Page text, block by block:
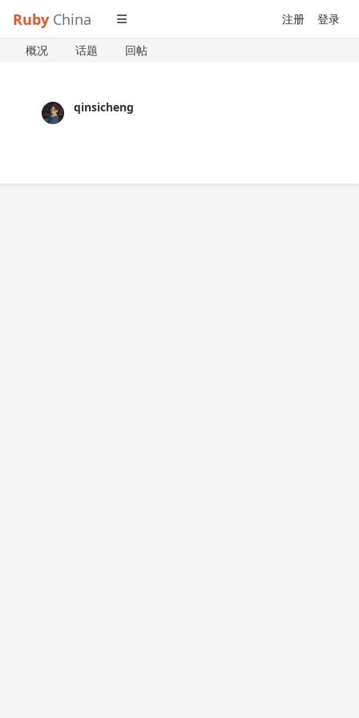
Ruby China 注册 登录
概况 话题 回帖
qinsicheng